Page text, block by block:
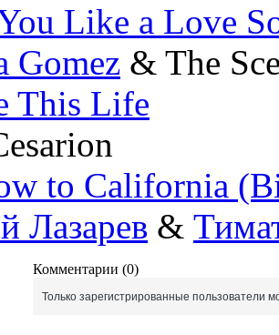
Like a Love
Gomez & The
This Life
to California
Лазарев &
Комментарии (0)
Только зарегистрированные пользователи